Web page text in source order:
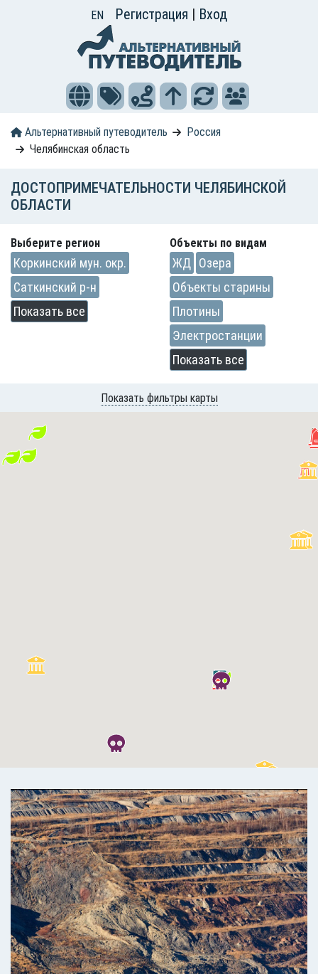
EN Регистрация | Вход
Альтернативный путеводитель
Россия
Челябинская область
ДОСТОПРИМЕЧАТЕЛЬНОСТИ ЧЕЛЯБИНСКОЙ
ОБЛАСТИ
Выберите регион
Коркинский мун. окр.
Саткинский р-н
Показать все
Объекты по видам
ЖД Озера
Объекты старины
Плотины
Электростанции
Показать все
Показать фильтры карты